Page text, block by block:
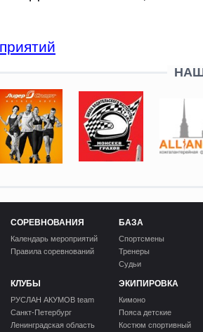
СОРЕВНОВАНИЯ
Календарь мероприятий
Правила соревнований
БАЗА
Спортсмены
Тренеры
Судьи
КЛУБЫ
РУСЛАН АКУМОВ team
Санкт-Петербург
Ленинградская область
ЭКИПИРОВКА
Кимоно
Пояса детские
Костюм спортивный